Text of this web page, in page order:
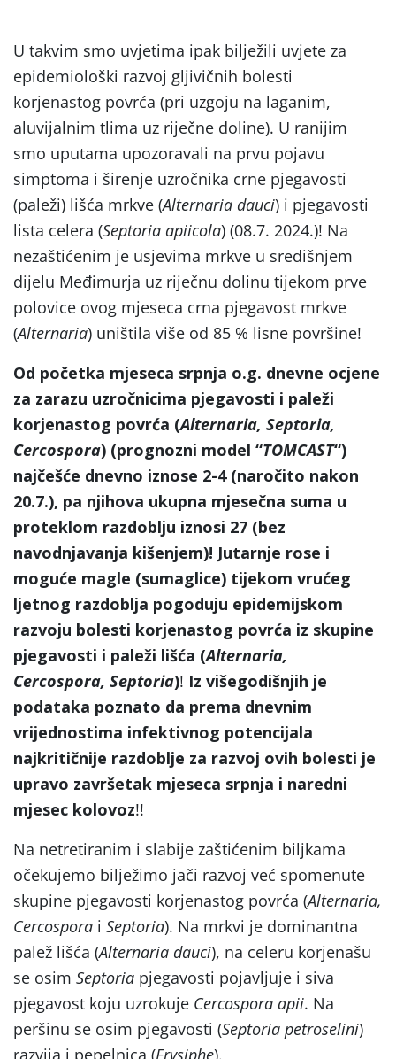
U takvim smo uvjetima ipak bilježili uvjete za
epidemiološki razvoj gljivičnih bolesti
korjenastog povrća (pri uzgoju na laganim,
aluvijalnim tlima uz riječne doline). U ranijim
smo uputama upozoravali na prvu pojavu
simptoma i širenje uzročnika crne pjegavosti
(paleži) lišća mrkve (Alternaria dauci) i pjegavosti
lista celera (Septoria apiicola) (08.7. 2024.)! Na
nezaštićenim je usjevima mrkve u središnjem
dijelu Međimurja uz riječnu dolinu tijekom prve
polovice ovog mjeseca crna pjegavost mrkve
(Alternaria) uništila više od 85 % lisne površine!
Od početka mjeseca srpnja o.g. dnevne ocjene
za zarazu uzročnicima pjegavosti i paleži
korjenastog povrća (Alternaria, Septoria,
Cercospora) (prognozni model “TOMCAST“)
najčešće dnevno iznose 2-4 (naročito nakon
20.7.), pa njihova ukupna mjesečna suma u
proteklom razdoblju iznosi 27 (bez
navodnjavanja kišenjem)! Jutarnje rose i
moguće magle (sumaglice) tijekom vrućeg
ljetnog razdoblja pogoduju epidemijskom
razvoju bolesti korjenastog povrća iz skupine
pjegavosti i paleži lišća (Alternaria,
Cercospora, Septoria)! Iz višegodišnjih je
podataka poznato da prema dnevnim
vrijednostima infektivnog potencijala
najkritičnije razdoblje za razvoj ovih bolesti je
upravo završetak mjeseca srpnja i naredni
mjesec kolovoz!!
Na netretiranim i slabije zaštićenim biljkama
očekujemo bilježimo jači razvoj već spomenute
skupine pjegavosti korjenastog povrća (Alternaria,
Cercospora i Septoria). Na mrkvi je dominantna
palež lišća (Alternaria dauci), na celeru korjenašu
se osim Septoria pjegavosti pojavljuje i siva
pjegavost koju uzrokuje Cercospora apii. Na
peršinu se osim pjegavosti (Septoria petroselini)
razvija i pepelnica (Erysiphe).